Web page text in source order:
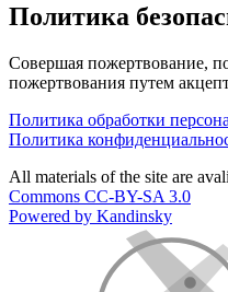
Политика
Совершая пожертвование,
пожертвования путем
Политика обработки
Политика
All materials of the site are
Commons СС-BY-SA 3.0
Powered by Kandinsky